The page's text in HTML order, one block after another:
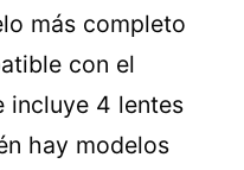
más completo
con el
incluye 4 lentes
hay modelos